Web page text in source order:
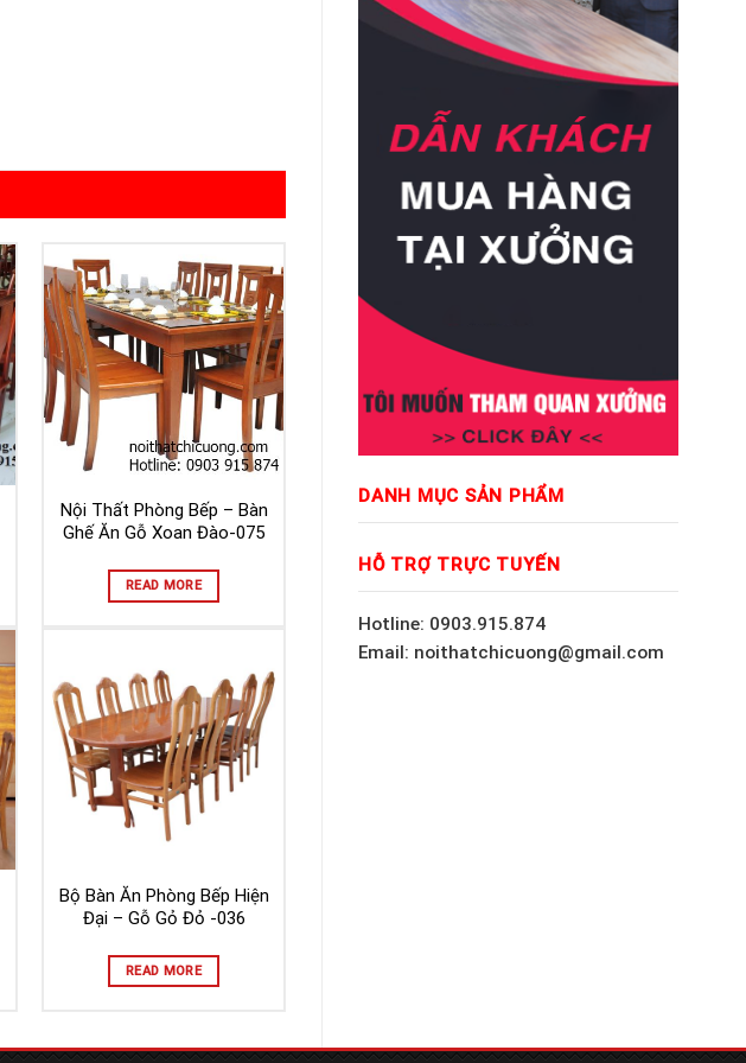
DANH MỤC SẢN PHẨM
HỖ TRỢ TRỰC TUYẾN
Hotline: 0903.915.874
Email: noithatchicuong@gmail.com
Nội Thất Phòng Bếp – Bàn
Ghế Ăn Gỗ Xoan Đào-075
READ MORE
Bộ Bàn Ăn Phòng Bếp Hiện
Đại – Gỗ Gỏ Đỏ -036
READ MORE